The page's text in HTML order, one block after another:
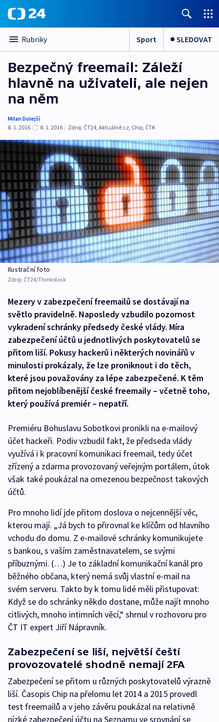
Rubriky Sport SLEDOVAT
Bezpečný freemail: Záleží
hlavně na uživateli, ale nejen
na něm
Milan Dolejší
8. 1. 2016
8. 1. 2016 | Zdroj: ČT24, Aktuálně.cz, Chip, ČTK
Ilustrační foto
Zdroj: ČT24/Thinkstock
Mezery v zabezpečení freemailů se dostávají na
světlo pravidelně. Naposledy vzbudilo pozornost
vykradení schránky předsedy české vlády. Míra
zabezpečení účtů u jednotlivých poskytovatelů se
přitom liší. Pokusy hackerů i některých novinářů v
minulosti prokázaly, že lze proniknout i do těch,
které jsou považovány za lépe zabezpečené. K těm
přitom nejoblíbenější české freemaily – včetně toho,
který používá premiér – nepatří.
Premiéru Bohuslavu Sobotkovi pronikli na e-mailový
účet hackeři. Podiv vzbudil fakt, že předseda vlády
využívá i k pracovní komunikaci freemail, tedy účet
zřízený a zdarma provozovaný veřejným portálem, útok
však také poukázal na omezenou bezpečnost takových
účtů.
Pro mnoho lidí jde přitom doslova o nejcennější věc,
kterou mají. „Já bych to přirovnal ke klíčům od hlavního
vchodu do domu. Z e-mailové schránky komunikujete
s bankou, s vaším zaměstnavatelem, se svými
příbuznými. (…) Je to základní komunikační kanál pro
běžného občana, který nemá svůj vlastní e-mail na
svém serveru. Takto by k tomu lidé měli přistupovat:
Když se do schránky někdo dostane, může najít mnoho
citlivých, mnoho intimních věcí,“ shrnul v rozhovoru pro
ČT IT expert Jiří Nápravník.
Zabezpečení se liší, největší čeští
provozovatelé shodně nemají 2FA
Zabezpečení se přitom u různých poskytovatelů výrazně
liší. Časopis Chip na přelomu let 2014 a 2015 provedl
test freemailů a v jeho závěru poukázal na relativně
nízké zabezpečení účtu na Seznamu ve srovnání se